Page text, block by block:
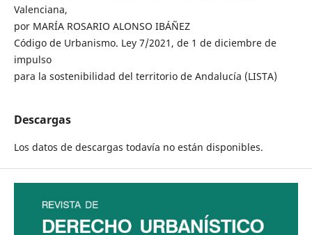
Valenciana,
por MARÍA ROSARIO ALONSO IBÁÑEZ
Código de Urbanismo. Ley 7/2021, de 1 de diciembre de
impulso
para la sostenibilidad del territorio de Andalucía (LISTA)
Descargas
Los datos de descargas todavía no están disponibles.